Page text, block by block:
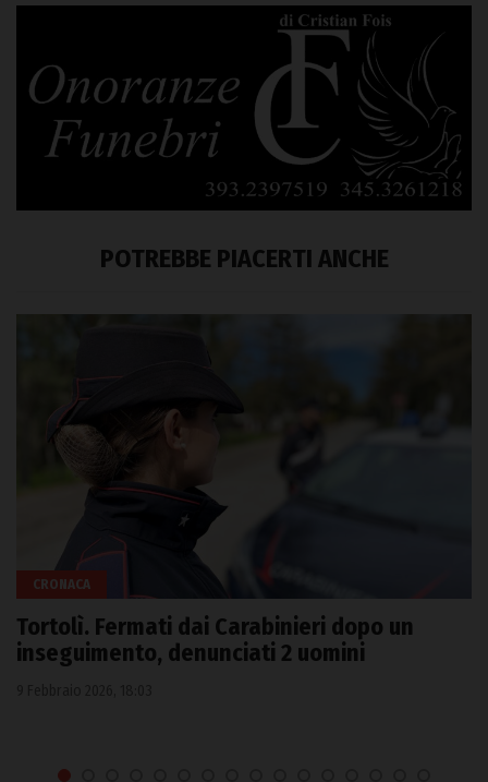
POTREBBE PIACERTI ANCHE
CRONACA
Tortolì. Fermati dai Carabinieri dopo un
inseguimento, denunciati 2 uomini